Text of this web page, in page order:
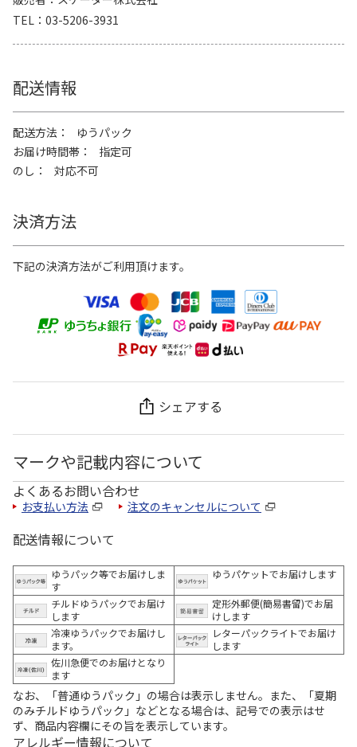
TEL
03-5206-3931
配送情報
配送方法
ゆうパック
お届け時間帯
指定可
のし
対応不可
決済方法
下記の決済方法がご利用頂けます。
シェアする
マークや記載内容について
よくあるお問い合わせ
お支払い方法 注文のキャンセルについて
配送情報について
ゆうパック等でお届けしま
す
ゆうパケットでお届けします
チルドゆうパックでお届け
します
定形外郵便(簡易書留)でお届
けします
冷凍ゆうパックでお届けし
ます。
レターパックライトでお届け
します
佐川急便でのお届けとなり
ます
なお、「普通ゆうパック」の場合は表示しません。また、「夏期
のみチルドゆうパック」などとなる場合は、記号での表示はせ
ず、商品内容欄にその旨を表示しています。
アレルギー情報について